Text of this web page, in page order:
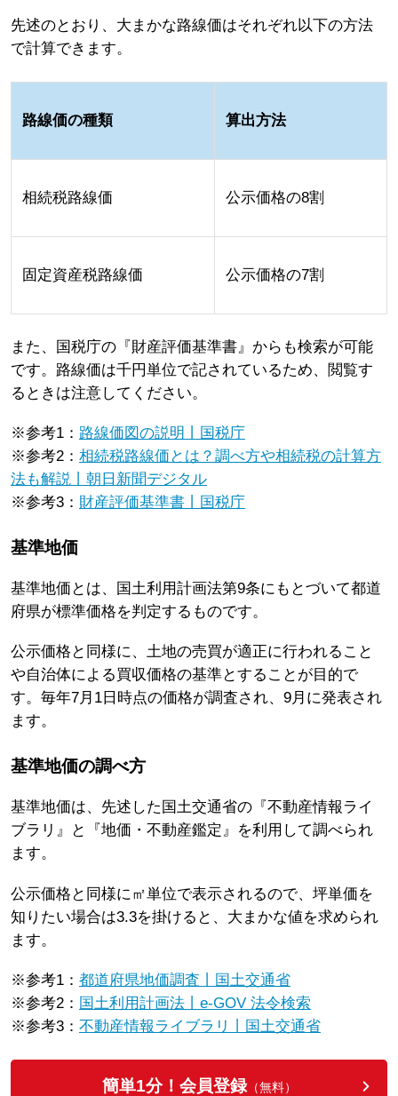
先述のとおり、大まかな路線価はそれぞれ以下の方法
で計算できます。
路線価の種類 算出方法
相続税路線価 公示価格の8割
固定資産税路線価 公示価格の7割
また、国税庁の『財産評価基準書』からも検索が可能
です。路線価は千円単位で記されているため、閲覧す
るときは注意してください。
※参考1： 路線価図の説明丨国税庁
※参考2： 相続税路線価とは？調べ方や相続税の計算方
法も解説丨朝日新聞デジタル
※参考3： 財産評価基準書丨国税庁
基準地価
基準地価とは、国土利用計画法第9条にもとづいて都道
府県が標準価格を判定するものです。
公示価格と同様に、土地の売買が適正に行われること
や自治体による買収価格の基準とすることが目的で
す。毎年7月1日時点の価格が調査され、9月に発表され
ます。
基準地価の調べ方
基準地価は、先述した国土交通省の『不動産情報ライ
ブラリ』と『地価・不動産鑑定』を利用して調べられ
ます。
公示価格と同様に㎡単位で表示されるので、坪単価を
知りたい場合は3.3を掛けると、大まかな値を求められ
ます。
※参考1： 都道府県地価調査丨国土交通省
※参考2： 国土利用計画法丨e-GOV 法令検索
※参考3： 不動産情報ライブラリ丨国土交通省
簡単1分！会員登録（無料）